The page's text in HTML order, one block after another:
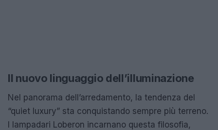
Il nuovo linguaggio dell’illuminazione
Nel panorama dell’arredamento, la tendenza del
“quiet luxury” sta conquistando sempre più terreno.
I lampadari Loberon incarnano questa filosofia,